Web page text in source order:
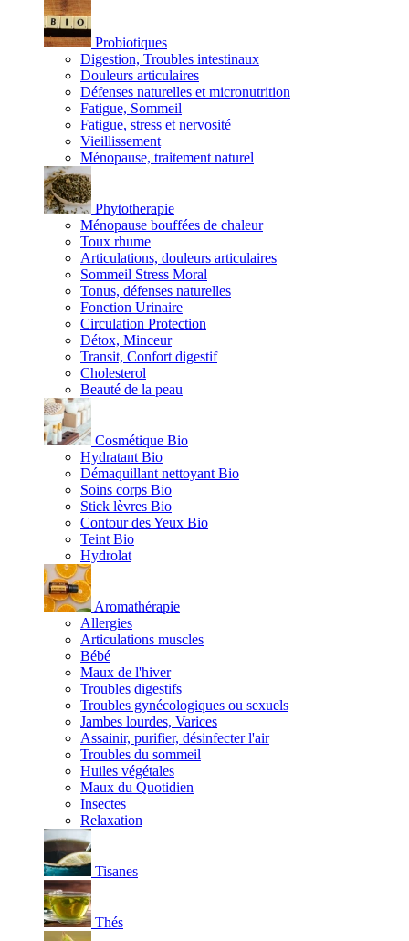
Probiotiques
Digestion, Troubles intestinaux
Douleurs articulaires
Défenses naturelles et micronutrition
Fatigue, Sommeil
Fatigue, stress et nervosité
Vieillissement
Ménopause, traitement naturel
Phytotherapie
Ménopause bouffées de chaleur
Toux rhume
Articulations, douleurs articulaires
Sommeil Stress Moral
Tonus, défenses naturelles
Fonction Urinaire
Circulation Protection
Détox, Minceur
Transit, Confort digestif
Cholesterol
Beauté de la peau
Cosmétique Bio
Hydratant Bio
Démaquillant nettoyant Bio
Soins corps Bio
Stick lèvres Bio
Contour des Yeux Bio
Teint Bio
Hydrolat
Aromathérapie
Allergies
Articulations muscles
Bébé
Maux de l'hiver
Troubles digestifs
Troubles gynécologiques ou sexuels
Jambes lourdes, Varices
Assainir, purifier, désinfecter l'air
Troubles du sommeil
Huiles végétales
Maux du Quotidien
Insectes
Relaxation
Tisanes
Thés